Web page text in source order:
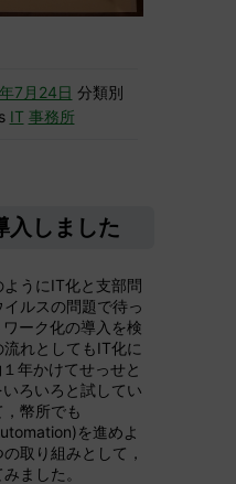
7月24日 分類別
IT 事務所
しました
うにIT化と支部問
ルスの問題で待っ
ーク化の導入を検
れとしてもIT化に
年かけてせっせと
ろいろと試してい
幣所でも
を進めよ
取り組みとして，
ました。